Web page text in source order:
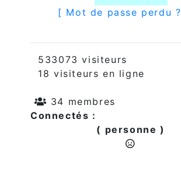
[ Mot de passe perdu ?
533073 visiteurs
18 visiteurs en ligne
34 membres
Connectés :
( personne )